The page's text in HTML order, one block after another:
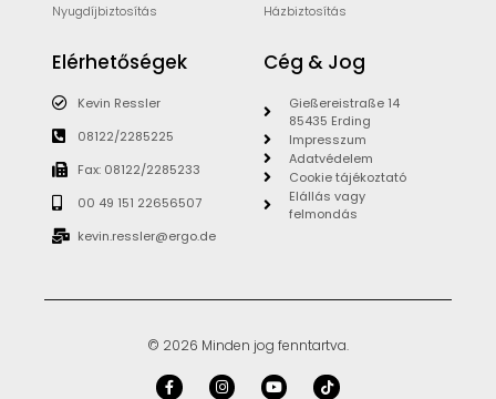
Nyugdíjbiztosítás
Házbiztosítás
Elérhetőségek
Kevin Ressler
08122/2285225
Fax: 08122/2285233
00 49 151 22656507
kevin.ressler@ergo.de
Cég & Jog
Gießereistraße 14
85435 Erding
Impresszum
Adatvédelem
Cookie tájékoztató
Elállás vagy
felmondás
© 2026 Minden jog fenntartva.